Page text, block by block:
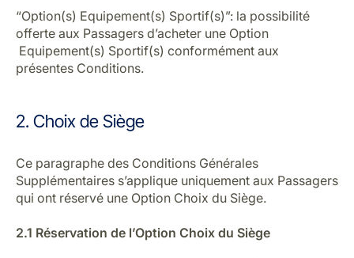
“Option(s) Equipement(s) Sportif(s)”: la possibilité
offerte aux Passagers d’acheter une Option
Equipement(s) Sportif(s) conformément aux
présentes Conditions.
2. Choix de Siège
Ce paragraphe des Conditions Générales
Supplémentaires s’applique uniquement aux Passagers
qui ont réservé une Option Choix du Siège.
2.1 Réservation de l’Option Choix du Siège